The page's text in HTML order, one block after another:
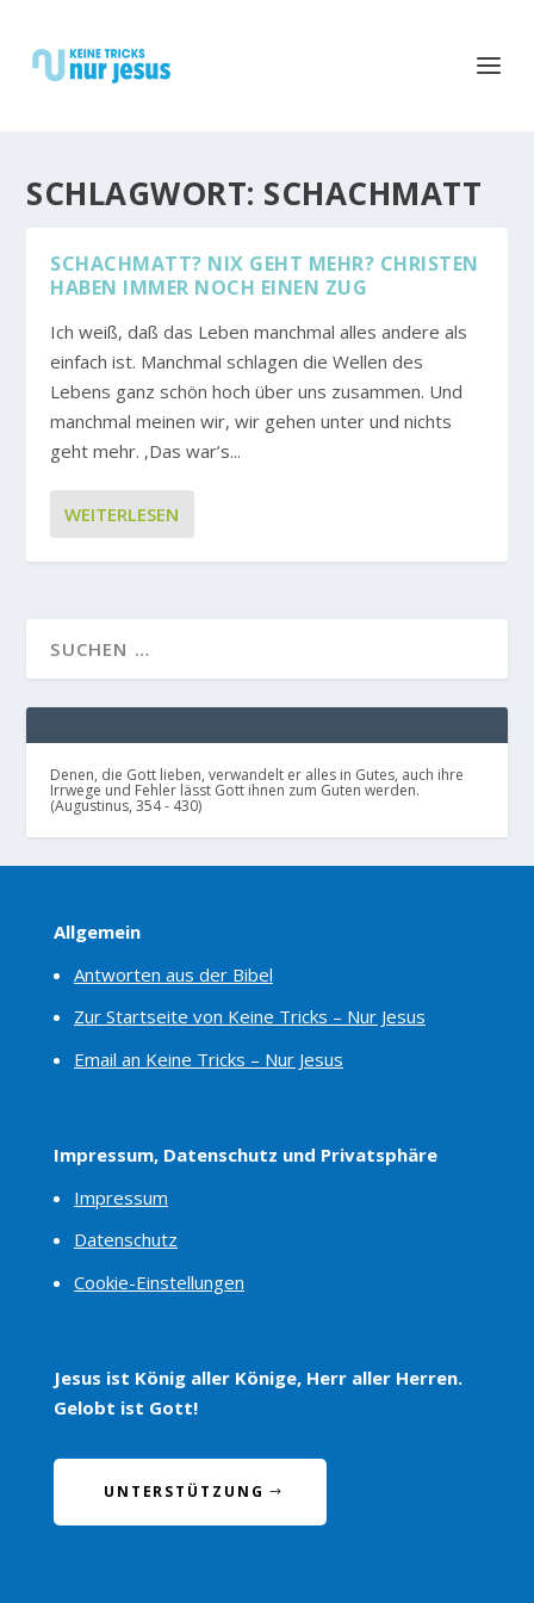
SCHLAGWORT: SCHACHMATT
SCHACHMATT? NIX GEHT MEHR? CHRISTEN
HABEN IMMER NOCH EINEN ZUG
Ich weiß, daß das Leben manchmal alles andere als
einfach ist. Manchmal schlagen die Wellen des
Lebens ganz schön hoch über uns zusammen. Und
manchmal meinen wir, wir gehen unter und nichts
geht mehr. ‚Das war’s...
WEITERLESEN
Denen, die Gott lieben, verwandelt er alles in Gutes, auch ihre
Irrwege und Fehler lässt Gott ihnen zum Guten werden.
(Augustinus, 354 - 430)
Allgemein
Antworten aus der Bibel
Zur Startseite von Keine Tricks – Nur Jesus
Email an Keine Tricks – Nur Jesus
Impressum, Datenschutz und Privatsphäre
Impressum
Datenschutz
Cookie-Einstellungen
Jesus ist König aller Könige, Herr aller Herren.
Gelobt ist Gott!
UNTERSTÜTZUNG